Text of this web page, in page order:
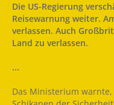
Die US-Regierung
Reisewarnung weiter.
verlassen. Auch
Land zu verlassen.
...
Das Ministerium